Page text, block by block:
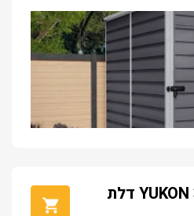
מחסן גינה YUKON 3.3×2.7 דלת